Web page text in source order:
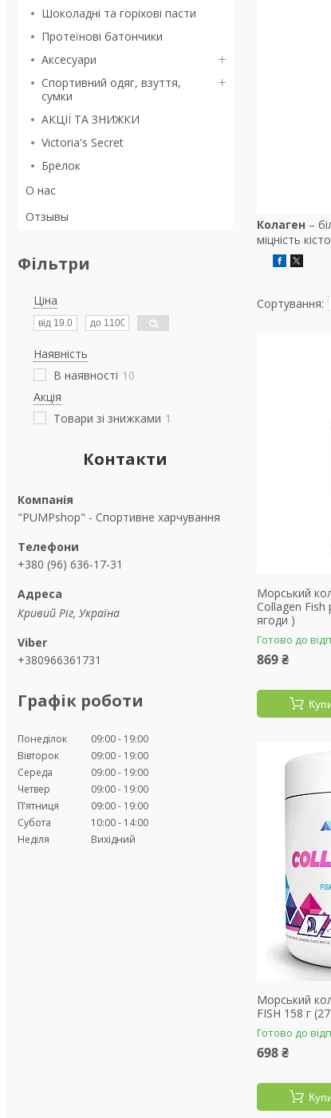
Шоколадні та горіхові пасти
Протеїнові батончики
Аксесуари
Спортивний одяг, взуття,
сумки
АКЦІЇ ТА ЗНИЖКИ
Victoria's Secret
Брелок
О нас
Отзывы
Фільтри
Ціна
Наявність
В наявності 10
Акція
Товари зі знижками 1
Контакти
"PUMPshop" - Спортивне харчування
+380 (96) 636-17-31
Кривий Ріг, Україна
+380966361731
Графік роботи
Понеділок 09:00
19:00
Вівторок
09:00
19:00
Середа
09:00
19:00
Четвер
09:00
19:00
Пʼятниця
09:00
19:00
Субота
10:00
14:00
Неділя
Вихідний
Колаген –
міцність
Морський
Collagen Fish
ягоди )
Готово до
869 ₴
Морський
FISH 158 г
Готово до
698 ₴